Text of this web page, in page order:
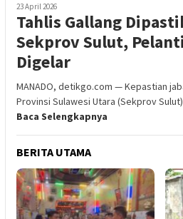
23 April 2026
Tahlis Gallang
Sekprov Sulut,
Digelar
MANADO, detikgo.com — Kepastian
Provinsi Sulawesi Utara (Sekprov
Baca Selengkapnya
BERITA UTAMA